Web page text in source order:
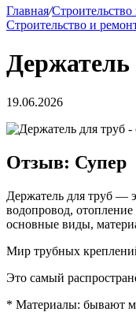
Главная/
Строительство и
19.06.2026
Отзыв: Супер
Держатель для труб —
водопровод,
основные виды,
Мир трубных
Это самый
* Материалы: бывают